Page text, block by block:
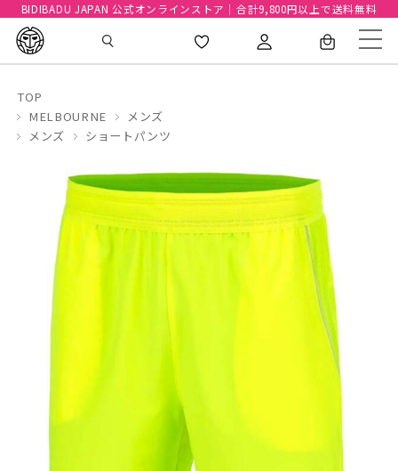
BIDIBADU JAPAN 公式オンラインストア｜合計9,800円以上で送料無料
TOP
MELBOURNE
メンズ
メンズ
ショートパンツ